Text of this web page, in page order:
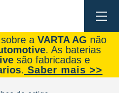
a VARTA AG não
. As baterias
são fabricadas e
. Saber mais >>